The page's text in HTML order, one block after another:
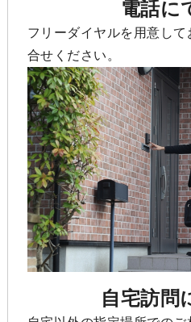
電話に
フリーダイヤルを用意し
合せください。
自宅訪問